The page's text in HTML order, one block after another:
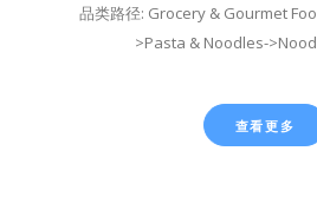
品类路径: Grocery & Gourmet
>Pasta & Noodles-
查看更多